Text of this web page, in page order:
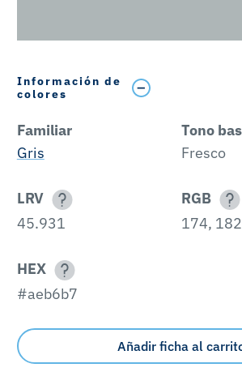
Información de
colores
Familiar
Gris
Tono
Fresco
LRV
45.931
RGB
174,
HEX
#aeb6b7
Añadir ficha al